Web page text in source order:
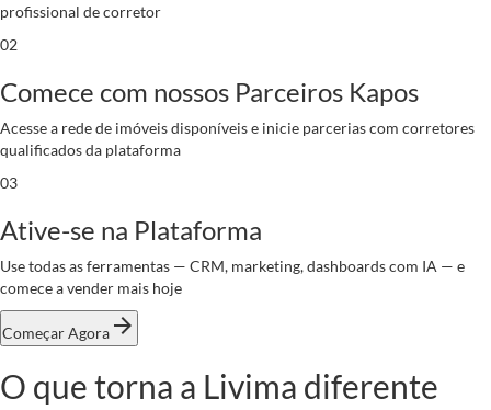
profissional de corretor
02
Comece com nossos Parceiros Kapos
Acesse a rede de imóveis disponíveis e inicie parcerias com corretores
qualificados da plataforma
03
Ative-se na Plataforma
Use todas as ferramentas — CRM, marketing, dashboards com IA — e
comece a vender mais hoje
Começar Agora arrow_forward
O que torna a Livima diferente